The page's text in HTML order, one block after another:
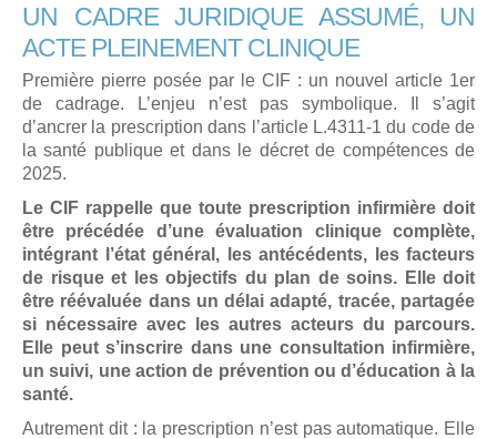
UN CADRE JURIDIQUE ASSUMÉ, UN
ACTE PLEINEMENT CLINIQUE
Première pierre posée par le CIF : un nouvel article 1er
de cadrage. L’enjeu n’est pas symbolique. Il s’agit
d’ancrer la prescription dans l’article L.4311-1 du code de
la santé publique et dans le décret de compétences de
2025.
Le CIF rappelle que toute prescription infirmière doit
être précédée d’une évaluation clinique complète,
intégrant l’état général, les antécédents, les facteurs
de risque et les objectifs du plan de soins. Elle doit
être réévaluée dans un délai adapté, tracée, partagée
si nécessaire avec les autres acteurs du parcours.
Elle peut s’inscrire dans une consultation infirmière,
un suivi, une action de prévention ou d’éducation à la
santé.
Autrement dit : la prescription n’est pas automatique. Elle